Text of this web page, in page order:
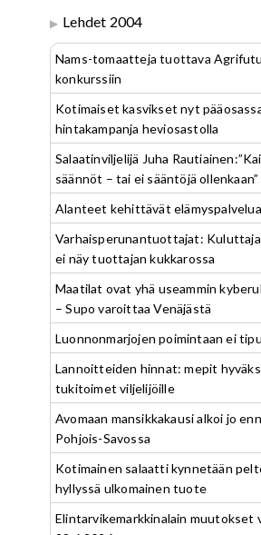
Lehdet 2004
Nams-tomaatteja tuottava
konkurssiin
Kotimaiset kasvikset nyt
hintakampanja heviosastolla
Salaatinviljelijä Juha
säännöt – tai ei sääntöjä ollenkaan”
Alanteet kehittävät elämyspalvelua
Varhaisperunantuottajat:
ei näy tuottajan kukkarossa
Maatilat ovat yhä useammin
– Supo varoittaa Venäjästä
Luonnonmarjojen poimintaan ei
Lannoitteiden hinnat: mepit
tukitoimet viljelijöille
Avomaan mansikkakausi alkoi jo
Pohjois-Savossa
Kotimainen salaatti kynnetään
hyllyssä ulkomainen tuote
Elintarvikemarkkinalain muutokset